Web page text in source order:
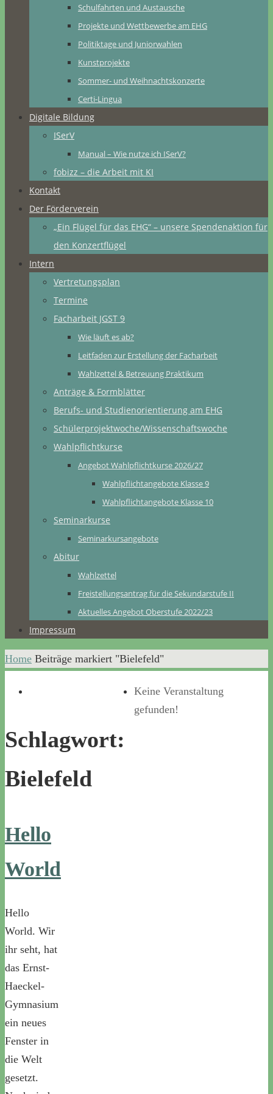
Schulfahrten und Austausche
Projekte und Wettbewerbe am EHG
Politiktage und Juniorwahlen
Kunstprojekte
Sommer- und Weihnachtskonzerte
Certi-Lingua
Digitale Bildung
ISerV
Manual – Wie nutze ich ISerV?
fobizz – die Arbeit mit KI
Kontakt
Der Förderverein
„Ein Flügel für das EHG“ – unsere Spendenaktion für
den Konzertflügel
Intern
Vertretungsplan
Termine
Facharbeit JGST 9
Wie läuft es ab?
Leitfaden zur Erstellung der Facharbeit
Wahlzettel & Betreuung Praktikum
Anträge & Formblätter
Berufs- und Studienorientierung am EHG
Schülerprojektwoche/Wissenschaftswoche
Wahlpflichtkurse
Angebot Wahlpflichtkurse 2026/27
Wahlpflichtangebote Klasse 9
Wahlpflichtangebote Klasse 10
Seminarkurse
Seminarkursangebote
Abitur
Wahlzettel
Freistellungsantrag für die Sekundarstufe II
Aktuelles Angebot Oberstufe 2022/23
Impressum
Home Beiträge markiert "Bielefeld"
Schlagwort:
Bielefeld
Hello
World
Hello
World. Wir
ihr seht, hat
das Ernst-
Haeckel-
Gymnasium
ein neues
Fenster in
die Welt
gesetzt.
Keine Veranstaltung
gefunden!